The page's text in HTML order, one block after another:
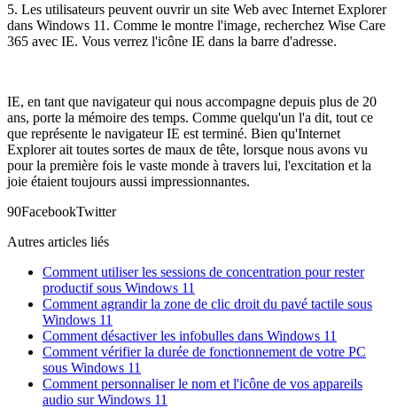
5. Les utilisateurs peuvent ouvrir un site Web avec Internet Explorer
dans Windows 11. Comme le montre l'image, recherchez Wise Care
365 avec IE. Vous verrez l'icône IE dans la barre d'adresse.
IE, en tant que navigateur qui nous accompagne depuis plus de 20
ans, porte la mémoire des temps. Comme quelqu'un l'a dit, tout ce
que représente le navigateur IE est terminé. Bien qu'Internet
Explorer ait toutes sortes de maux de tête, lorsque nous avons vu
pour la première fois le vaste monde à travers lui, l'excitation et la
joie étaient toujours aussi impressionnantes.
90FacebookTwitter
Autres articles liés
Comment utiliser les sessions de concentration pour rester
productif sous Windows 11
Comment agrandir la zone de clic droit du pavé tactile sous
Windows 11
Comment désactiver les infobulles dans Windows 11
Comment vérifier la durée de fonctionnement de votre PC
sous Windows 11
Comment personnaliser le nom et l'icône de vos appareils
audio sur Windows 11